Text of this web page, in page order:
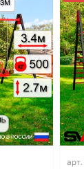
арт.